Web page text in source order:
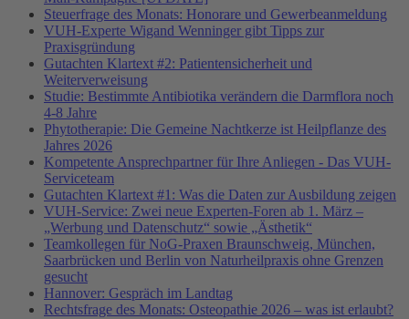
Steuerfrage des Monats: Honorare und Gewerbeanmeldung
VUH-Experte Wigand Wenninger gibt Tipps zur
Praxisgründung
Gutachten Klartext #2: Patientensicherheit und
Weiterverweisung
Studie: Bestimmte Antibiotika verändern die Darmflora noch
4-8 Jahre
Phytotherapie: Die Gemeine Nachtkerze ist Heilpflanze des
Jahres 2026
Kompetente Ansprechpartner für Ihre Anliegen - Das VUH-
Serviceteam
Gutachten Klartext #1: Was die Daten zur Ausbildung zeigen
VUH-Service: Zwei neue Experten-Foren ab 1. März –
„Werbung und Datenschutz“ sowie „Ästhetik“
Teamkollegen für NoG-Praxen Braunschweig, München,
Saarbrücken und Berlin von Naturheilpraxis ohne Grenzen
gesucht
Hannover: Gespräch im Landtag
Rechtsfrage des Monats: Osteopathie 2026 – was ist erlaubt?